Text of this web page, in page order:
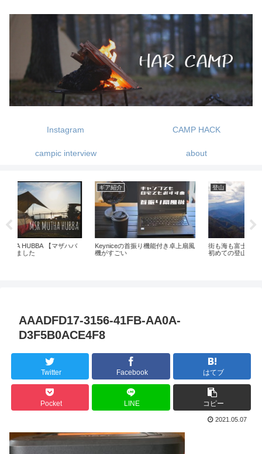
Instagram CAMP HACK
campic interview about
ギア紹介
Keyniceの首振り機能付き卓上扇風
機がすごい
登山
街も海も富士山も楽しめる塔ノ岳-
AAADFD17-3156-41FB-AA0A-
D3F5B0ACE4F8
Twitter Facebook はてブ
Pocket LINE コピー
2021.05.07